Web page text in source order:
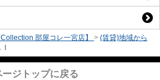
部屋コレ一宮店】 > (賃貸)地域から
ージトップに戻る